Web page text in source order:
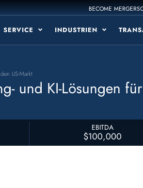
BECOME
SERVICE INDUSTRIEN
US-Markt
und KI-Lösungen
EBITDA
$100,000